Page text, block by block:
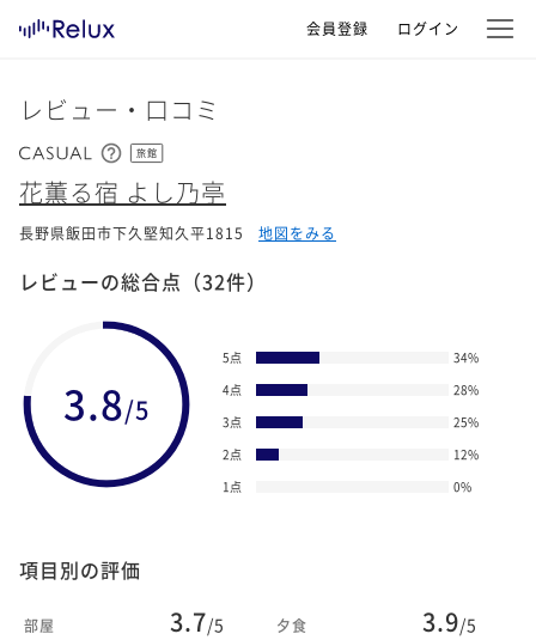
会員登録 ログイン
レビュー・口コミ
旅館
花薫る宿 よし乃亭
長野県飯田市下久堅知久平1815 地図をみる
レビューの総合点 （32件）
3.8/5
5点 34%
4点
28%
3点
25%
2点
12%
1点
0%
項目別の評価
部屋 3.7/5 夕食 3.9/5